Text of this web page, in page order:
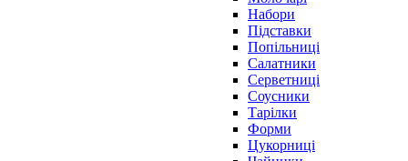
Набори
Підставки
Попільниці
Салатники
Серветниці
Соусники
Тарілки
Форми
Цукорниці